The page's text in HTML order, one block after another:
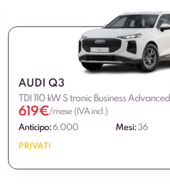
AUDI Q3
TDI 110 kW S tronic Business Advanced
619€/mese (IVA incl.)
Anticipo: 6.000 Mesi:36
PRIVATI